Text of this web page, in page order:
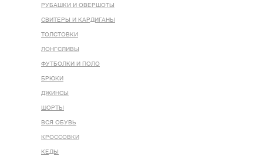
РУБАШКИ И ОВЕРШОТЫ
СВИТЕРЫ И КАРДИГАНЫ
ТОЛСТОВКИ
ЛОНГСЛИВЫ
ФУТБОЛКИ И ПОЛО
БРЮКИ
ДЖИНСЫ
ШОРТЫ
ВСЯ ОБУВЬ
КРОССОВКИ
КЕДЫ